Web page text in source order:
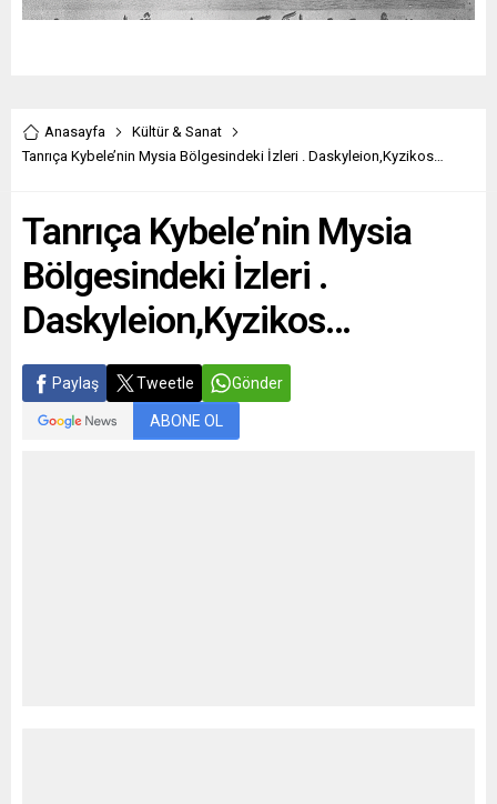
Anasayfa
Kültür & Sanat
Tanrıça Kybele’nin Mysia Bölgesindeki İzleri . Daskyleion,Kyzikos…
Tanrıça Kybele’nin Mysia
Bölgesindeki İzleri .
Daskyleion,Kyzikos…
Paylaş Tweetle Gönder
ABONE OL